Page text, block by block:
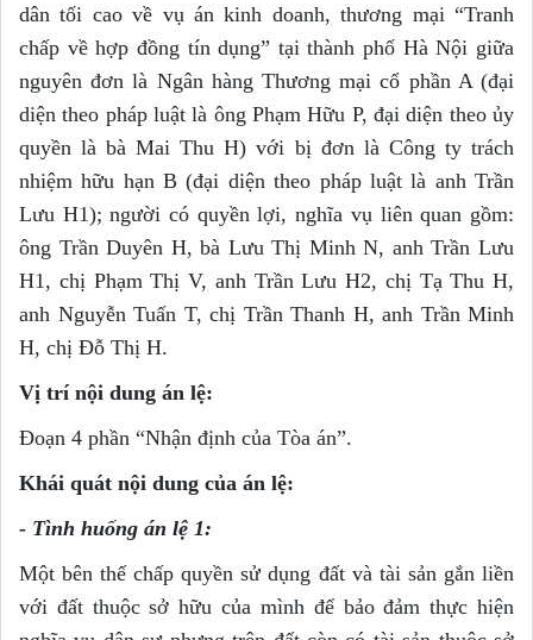
dân tối cao về vụ án kinh doanh, thương mại “Tranh
chấp về hợp đồng tín dụng” tại thành phố Hà Nội giữa
nguyên đơn là Ngân hàng Thương mại cổ phần A (đại
diện theo pháp luật là ông Phạm Hữu P, đại diện theo ủy
quyền là bà Mai Thu H) với bị đơn là Công ty trách
nhiệm hữu hạn B (đại diện theo pháp luật là anh Trần
Lưu H1); người có quyền lợi, nghĩa vụ liên quan gồm:
ông Trần Duyên H, bà Lưu Thị Minh N, anh Trần Lưu
H1, chị Phạm Thị V, anh Trần Lưu H2, chị Tạ Thu H,
anh Nguyễn Tuấn T, chị Trần Thanh H, anh Trần Minh
H, chị Đỗ Thị H.
Vị trí nội dung án lệ:
Đoạn 4 phần “Nhận định của Tòa án”.
Khái quát nội dung của án lệ:
- Tình huống án lệ 1:
Một bên thế chấp quyền sử dụng đất và tài sản gắn liền
với đất thuộc sở hữu của mình để bảo đảm thực hiện